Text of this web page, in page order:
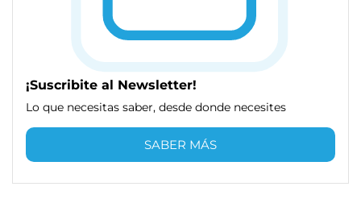
¡Suscribite al Newsletter!
Lo que necesitas saber, desde donde necesites
SABER MÁS